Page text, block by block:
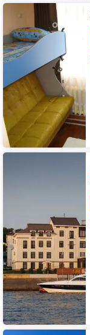
Хостел
Арбуз
Гостиница